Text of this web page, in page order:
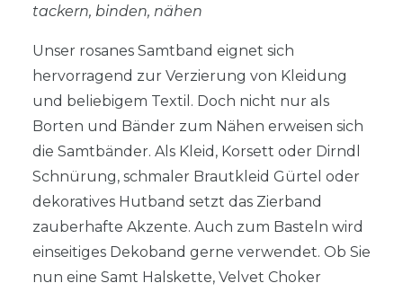
tackern, binden, nähen
Unser rosanes Samtband eignet sich
hervorragend zur Verzierung von Kleidung
und beliebigem Textil. Doch nicht nur als
Borten und Bänder zum Nähen erweisen sich
die Samtbänder. Als Kleid, Korsett oder Dirndl
Schnürung, schmaler Brautkleid Gürtel oder
dekoratives Hutband setzt das Zierband
zauberhafte Akzente. Auch zum Basteln wird
einseitiges Dekoband gerne verwendet. Ob Sie
nun eine Samt Halskette, Velvet Choker